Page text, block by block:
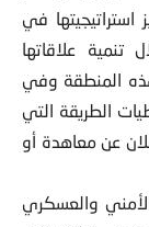
تعزيز استراتيجيتها في
علاقاتها
المنطقة وفي
الطريقة التي
عن معاهدة أو
والعسكري